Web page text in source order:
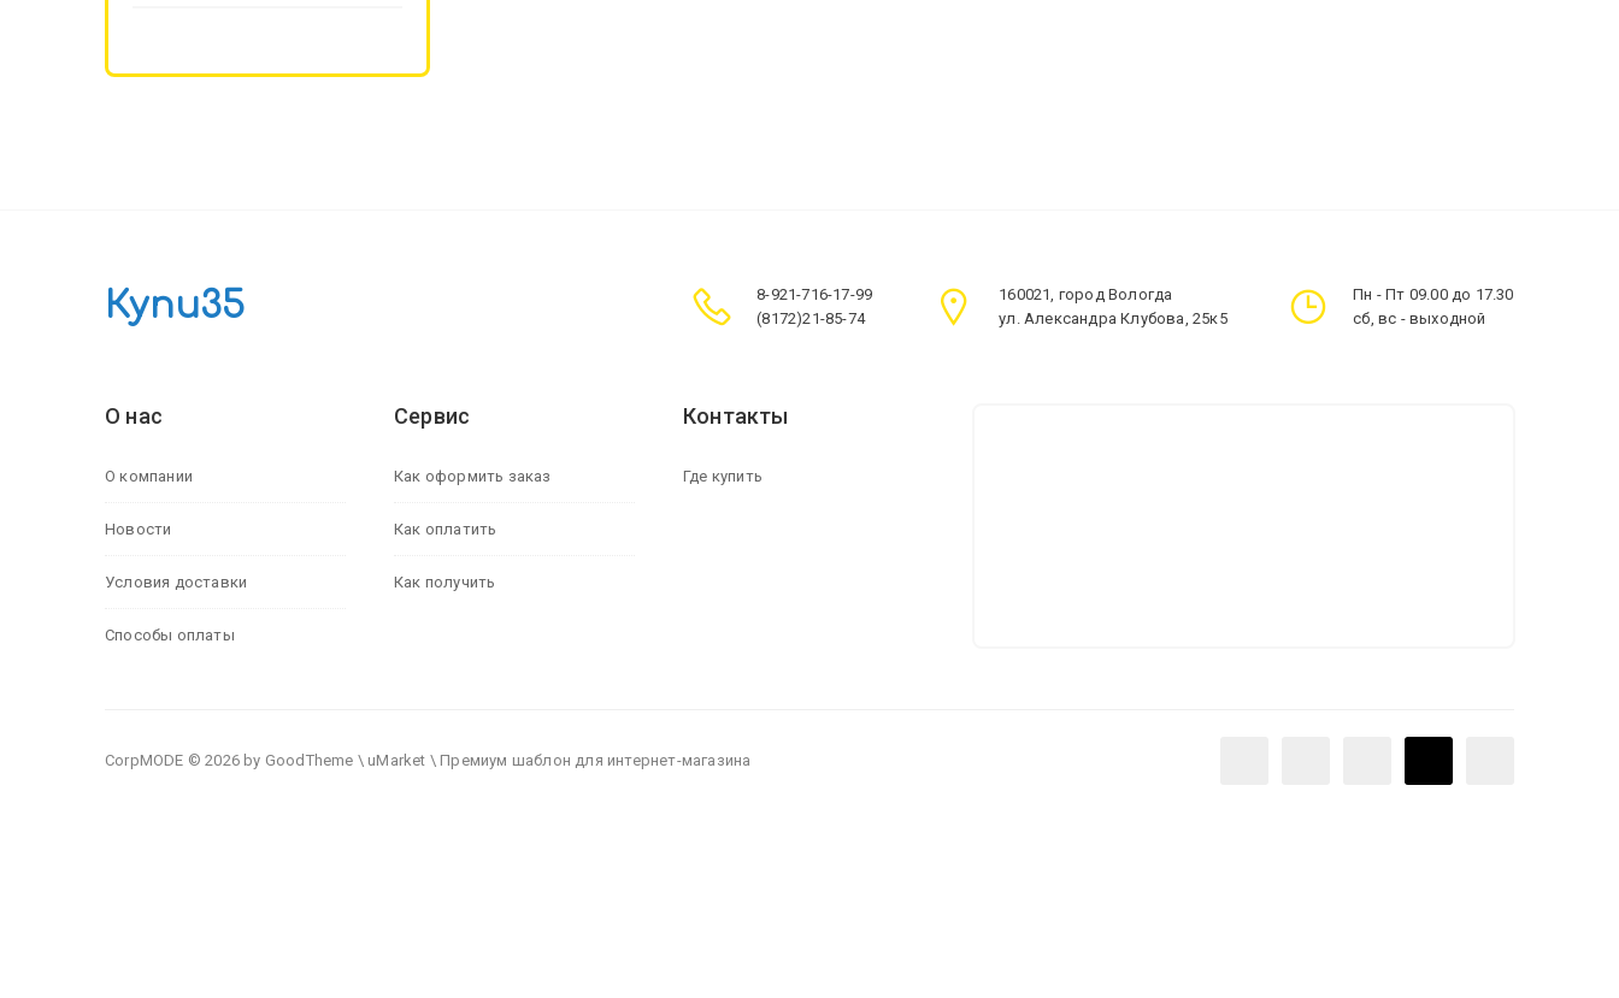
Купи35
8-921-716-17-99
(8172)21-85-74
160021, город Вологда
ул. Александра Клубова, 25к5
Пн - Пт 09.00 до 17.30
сб, вс - выходной
О нас
О компании
Новости
Условия доставки
Способы оплаты
Сервис
Как оформить заказ
Как оплатить
Как получить
Контакты
Где купить
CorpMODE © 2026 by GoodTheme \ uMarket \ Премиум шаблон для интернет-магазина